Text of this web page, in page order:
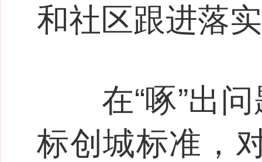
和社区跟进落
在“啄”出问
标创城标准，